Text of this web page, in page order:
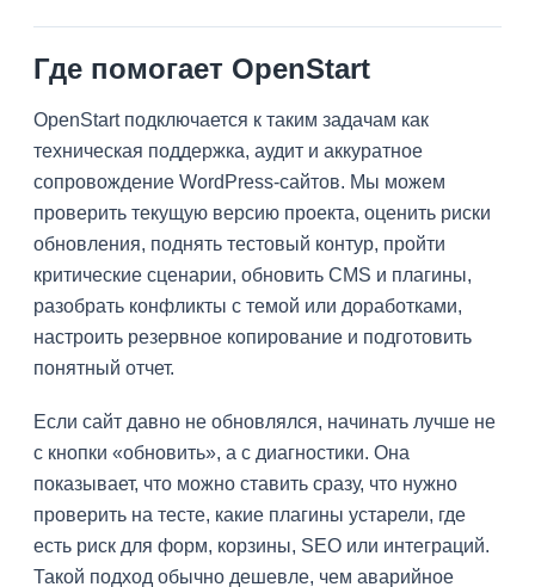
Где помогает OpenStart
OpenStart подключается к таким задачам как
техническая поддержка, аудит и аккуратное
сопровождение WordPress-сайтов. Мы можем
проверить текущую версию проекта, оценить риски
обновления, поднять тестовый контур, пройти
критические сценарии, обновить CMS и плагины,
разобрать конфликты с темой или доработками,
настроить резервное копирование и подготовить
понятный отчет.
Если сайт давно не обновлялся, начинать лучше не
с кнопки «обновить», а с диагностики. Она
показывает, что можно ставить сразу, что нужно
проверить на тесте, какие плагины устарели, где
есть риск для форм, корзины, SEO или интеграций.
Такой подход обычно дешевле, чем аварийное